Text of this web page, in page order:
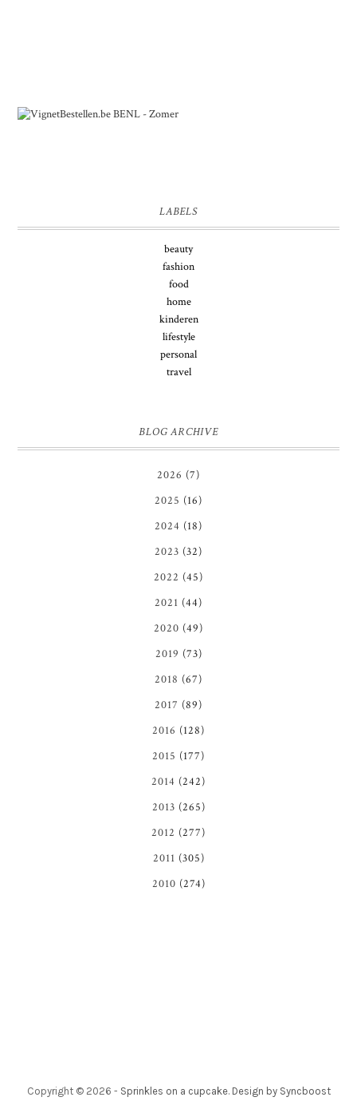
LABELS
beauty
fashion
food
home
kinderen
lifestyle
personal
travel
BLOG ARCHIVE
2026 (7)
2025 (16)
2024 (18)
2023 (32)
2022 (45)
2021 (44)
2020 (49)
2019 (73)
2018 (67)
2017 (89)
2016 (128)
2015 (177)
2014 (242)
2013 (265)
2012 (277)
2011 (305)
2010 (274)
Copyright © 2026 - Sprinkles on a cupcake. Design by Syncboost